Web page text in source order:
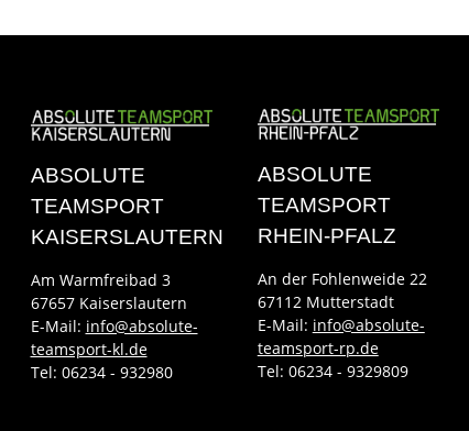
ABSOLUTE
TEAMSPORT
KAISERSLAUTERN
Am Warmfreibad 3
67657 Kaiserslautern
E-Mail: info@absolute-
teamsport-kl.de
Tel: 06234 - 932980
ABSOLUTE
TEAMSPORT
RHEIN-PFALZ
An der Fohlenweide 22
67112 Mutterstadt
E-Mail: info@absolute-
teamsport-rp.de
Tel: 06234 - 9329809